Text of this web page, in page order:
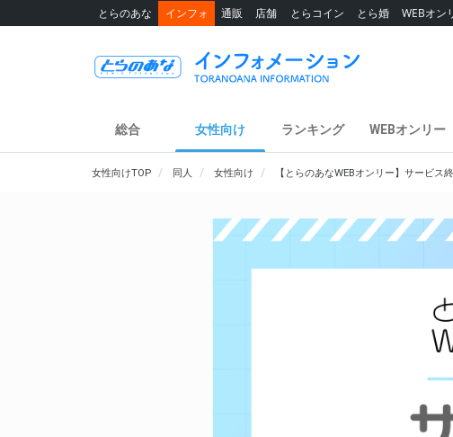
とらのあな インフォ 通販 店舗 とらコイン とら婚 WEBオン
総合 女性向け ランキング WEBオンリー
女性向けTOP 同人 女性向け 【とらのあなWEBオンリー】サービス